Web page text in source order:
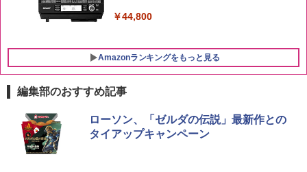
￥44,800
Amazonランキングをもっと見る
編集部のおすすめ記事
ローソン、「ゼルダの伝説」最新作との
タイアップキャンペーン